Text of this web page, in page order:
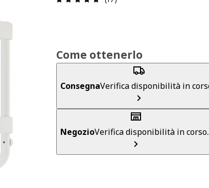
Come ottenerlo
ConsegnaVerifica disponibilità in
NegozioVerifica disponibilità in